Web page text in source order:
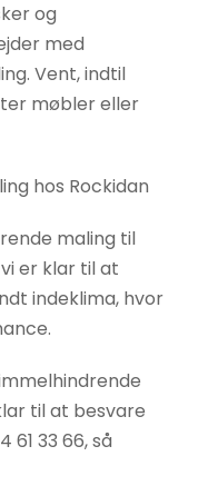
og
med
Vent, indtil
møbler eller
hos Rockidan
maling til
er klar til at
indeklima, hvor
til at besvare
61 33 66, så